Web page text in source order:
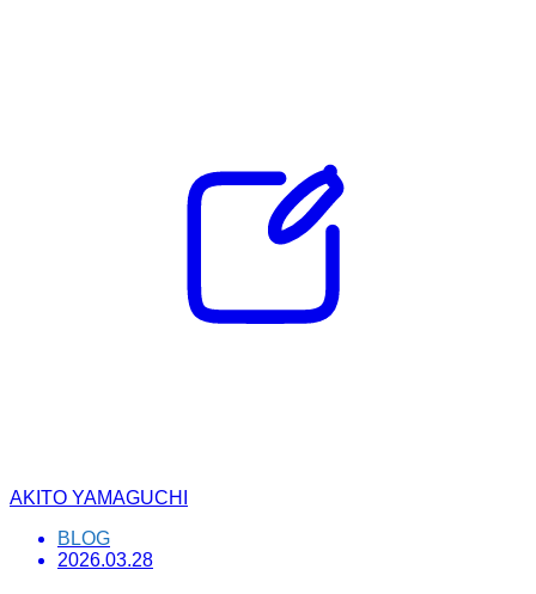
AKITO YAMAGUCHI
BLOG
2026.03.28